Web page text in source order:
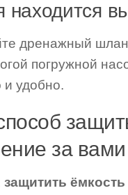
находится
дренажный
погружной
и удобно.
за вами
защитить